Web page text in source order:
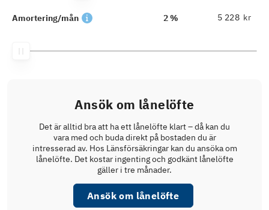
Amortering/mån 2 % kr
Ansök om lånelöfte
Det är alltid bra att ha ett lånelöfte klart – då kan du
vara med och buda direkt på bostaden du är
intresserad av. Hos Länsförsäkringar kan du ansöka om
lånelöfte. Det kostar ingenting och godkänt lånelöfte
gäller i tre månader.
Ansök om lånelöfte